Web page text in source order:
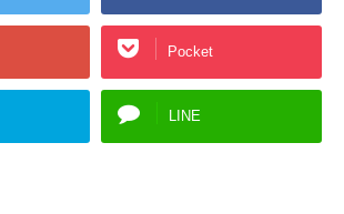
Pocket
LINE